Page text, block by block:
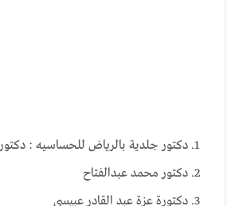
دكتور جلدية بالرياض للحساسيه :دكتور
دكتور محمد عبدالفتاح
دكتورة عزة عبد القادر عبيسي